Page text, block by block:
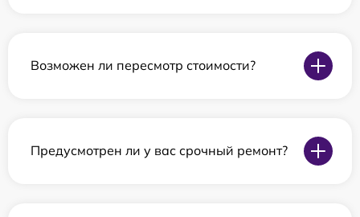
Возможен ли пересмотр стоимости?
Предусмотрен ли у вас срочный ремонт?